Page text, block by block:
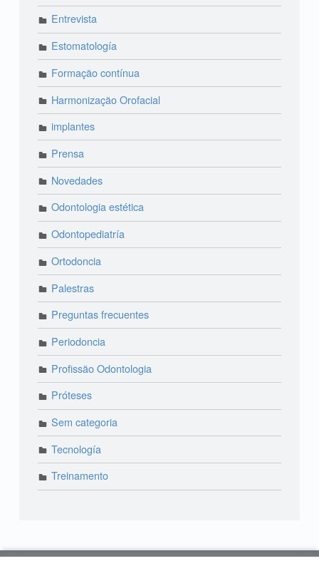
Entrevista
Estomatología
Formação contínua
Harmonização Orofacial
implantes
Prensa
Novedades
Odontologia estética
Odontopediatría
Ortodoncia
Palestras
Preguntas frecuentes
Periodoncia
Profissão Odontologia
Próteses
Sem categoria
Tecnología
Treinamento